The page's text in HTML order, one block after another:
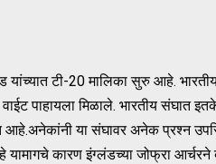
यांच्यात टी-20 मालिका सुरु आहे.
पाहायला मिळाले. भारतीय संघात
या संघावर अनेक प्रश्न
यामागचे कारण इंग्लंडच्या जोफ्रा